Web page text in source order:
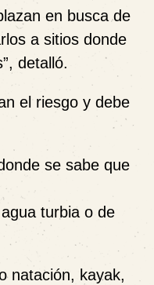
en busca de
a sitios donde
detalló.
el riesgo y debe
se sabe que
turbia o de
natación, kayak,